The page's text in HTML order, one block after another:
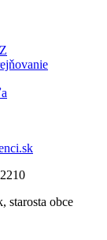
starosta obce